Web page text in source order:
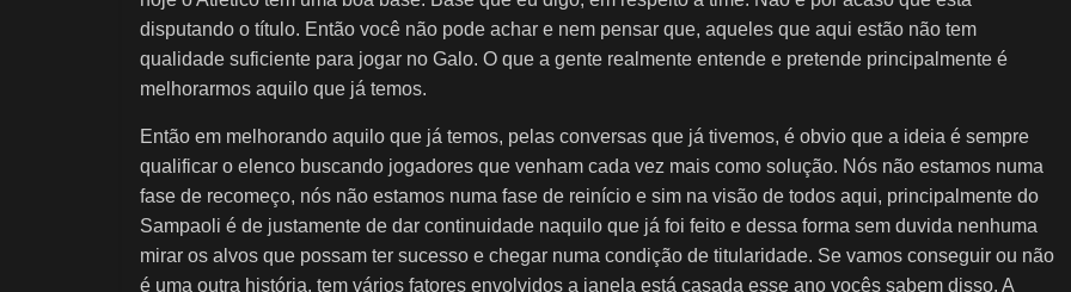
disputando o título. Então você não pode achar e nem pensar que, aqueles que aqui estão não tem
qualidade suficiente para jogar no Galo. O que a gente realmente entende e pretende principalmente é
melhorarmos aquilo que já temos.
Então em melhorando aquilo que já temos, pelas conversas que já tivemos, é obvio que a ideia é sempre
qualificar o elenco buscando jogadores que venham cada vez mais como solução. Nós não estamos numa
fase de recomeço, nós não estamos numa fase de reinício e sim na visão de todos aqui, principalmente do
Sampaoli é de justamente de dar continuidade naquilo que já foi feito e dessa forma sem duvida nenhuma
mirar os alvos que possam ter sucesso e chegar numa condição de titularidade. Se vamos conseguir ou não
é uma outra história, tem vários fatores envolvidos a janela está casada esse ano vocês sabem disso. A